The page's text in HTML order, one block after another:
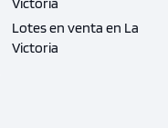
Lotes en venta en La
Victoria